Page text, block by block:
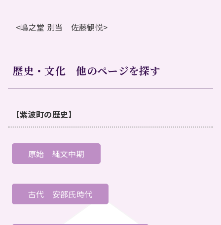
<嶋之堂 別当 佐藤観悦>
歴史・文化 他のページを探す
【紫波町の歴史】
原始 縄文中期
古代 安部氏時代